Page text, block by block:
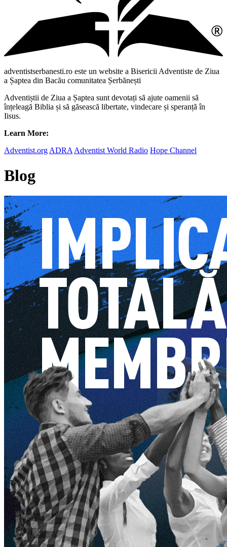
adventistserbanesti.ro este un website a Bisericii Adventiste de Ziua
a Șaptea din Bacău comunitatea Șerbănești
Adventiștii de Ziua a Șaptea sunt devotați să ajute oamenii să
înțeleagă Biblia și să găsească libertate, vindecare și speranță în
Iisus.
Learn More:
Adventist.org ADRA Adventist World Radio Hope Channel
Blog